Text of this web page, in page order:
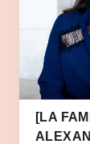
[LA